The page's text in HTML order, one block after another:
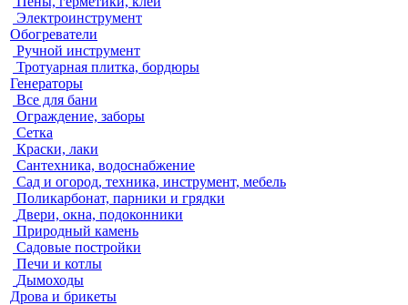
Электроинструмент
Обогреватели
Ручной инструмент
Тротуарная плитка, бордюры
Генераторы
Все для бани
Ограждение, заборы
Сетка
Краски, лаки
Сантехника, водоснабжение
Сад и огород, техника, инструмент, мебель
Поликарбонат, парники и грядки
Двери, окна, подоконники
Природный камень
Садовые постройки
Печи и котлы
Дымоходы
Дрова и брикеты